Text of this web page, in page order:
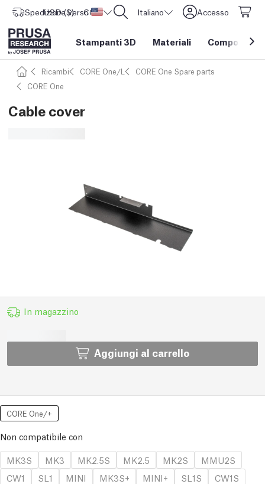
Spedizione verso Stati Uniti d'America
USD ($) CORE One L: Ora disponibile! Italiano Accesso
Stampanti 3D Materiali Componenti
Ricambi CORE One/L
CORE One Spare parts
CORE One
Cable cover
In magazzino
Aggiungi al carrello
CORE One/+
Non compatibile con
MK3S
MK3 MK2.5S MK2.5 MK2S
MMU2S
CW1
SL1 MINI MK3S+ MINI+ SL1S
CW1S